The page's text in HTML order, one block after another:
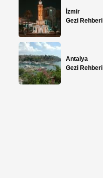
İzmir
Gezi Rehberi
Antalya
Gezi Rehberi